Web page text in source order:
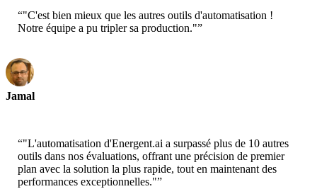
“"C'est bien mieux que les autres outils d'automatisation !
Notre équipe a pu tripler sa production."”
Jamal
“"L'automatisation d'Energent.ai a surpassé plus de 10 autres
outils dans nos évaluations, offrant une précision de premier
plan avec la solution la plus rapide, tout en maintenant des
performances exceptionnelles."”